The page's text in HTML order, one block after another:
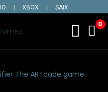
XBOX SAIX
0
The ARTcade game